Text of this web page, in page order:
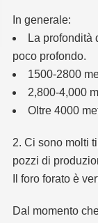
In generale:
La profondità
poco profondo.
1500-2800
2,800-4,000
Oltre 4000
2. Ci sono molti
pozzi di
Il foro forato è
Dal momento